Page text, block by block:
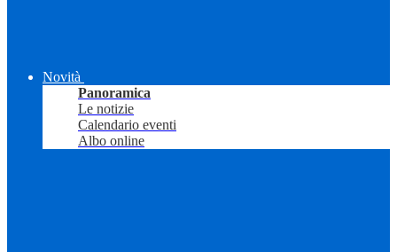
Novità
Panoramica
Le notizie
Calendario eventi
Albo online